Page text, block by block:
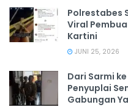
Polrestabes
Viral
Kartini
JUNI 25, 2026
Dari Sarmi
Penyuplai
Gabungan